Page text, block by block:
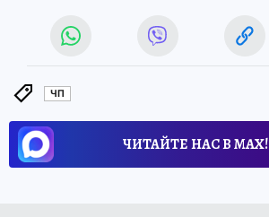
ЧП
ЧИТАЙТЕ НАС В МАХ!